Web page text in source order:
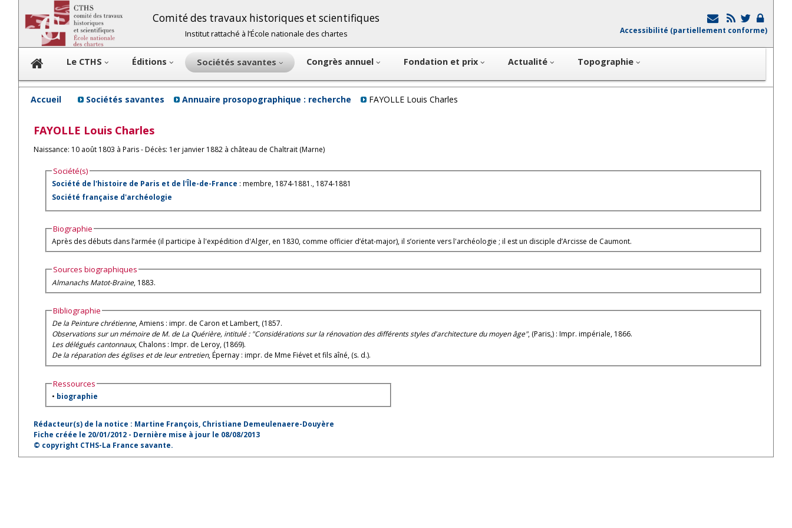
Comité des travaux historiques et scientifiques
Institut rattaché à l’École nationale des chartes Accessibilité (partiellement conforme)
Le CTHS Éditions Sociétés savantes Congrès annuel Fondation et prix Actualité Topographie
Accueil Sociétés savantes Annuaire prosopographique : recherche FAYOLLE Louis Charles
FAYOLLE Louis Charles
Naissance: 10 août 1803 à Paris - Décès: 1er janvier 1882 à château de Chaltrait (Marne)
Société(s)
Société de l'histoire de Paris et de l'Île-de-France : membre, 1874-1881., 1874-1881
Société française d'archéologie
Biographie
Après des débuts dans l’armée (il participe à l'expédition d'Alger, en 1830, comme officier d’état-major), il s’oriente vers l'archéologie ; il est un disciple d’Arcisse de Caumont.
Sources biographiques
Almanachs Matot-Braine, 1883.
Bibliographie
De la Peinture chrétienne, Amiens : impr. de Caron et Lambert, (1857.
Observations sur un mémoire de M. de La Quérière, intitulé : "Considérations sur la rénovation des différents styles d'architecture du moyen âge", (Paris,) : Impr. impériale, 1866.
Les délégués cantonnaux, Chalons : Impr. de Leroy, (1869).
De la réparation des églises et de leur entretien, Épernay : impr. de Mme Fiévet et fils aîné, (s. d.).
Ressources
• biographie
Rédacteur(s) de la notice : Martine François, Christiane Demeulenaere-Douyère
Fiche créée le 20/01/2012 - Dernière mise à jour le 08/08/2013
© copyright CTHS-La France savante.